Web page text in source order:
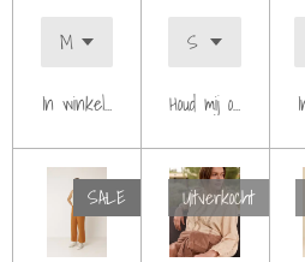
In winkelwagen Houd mij op de
SALE Uitverkocht